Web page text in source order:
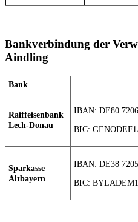
Bankverbindung der
Aindling
Bank
Raiffeisenbank
Lech-Donau
IBAN: DE80
BIC:
Sparkasse
Altbayern
IBAN: DE38
BIC: